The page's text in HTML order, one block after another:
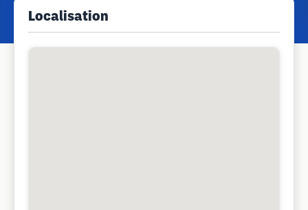
Localisation